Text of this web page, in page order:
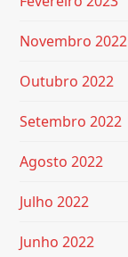
Novembro 2022
Outubro 2022
Setembro 2022
Agosto 2022
Julho 2022
Junho 2022